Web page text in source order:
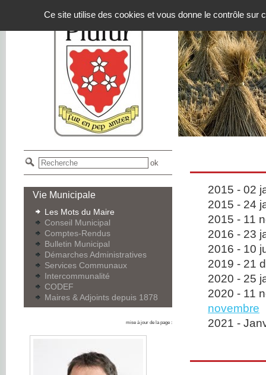
Vie Municipale
Les Mots du Maire
Conseil Municipal
Comptes-Rendus
Bulletin Municipal
Démarches Administratives
Services Communaux
Intercommunalité
CODEF
Maires & Adjoints depuis 1878
mise à jour de la page :
2015 - 02
2015 - 24
2015 - 11
2016 - 23
2016 - 10
2019 - 21
2020 - 25
2020 - 11
novembre
2021 -
Ce site utilise des cookies et vous donne le contrôle sur